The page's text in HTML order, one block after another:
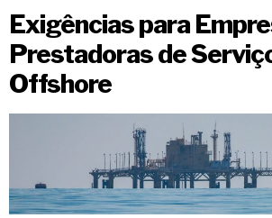
Exigências para
Prestadoras de
Offshore